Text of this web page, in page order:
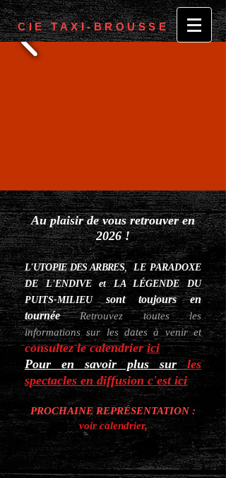
CIE TAXI-BROUSSE
Au plaisir de vous retrouver en
2026 !
L'UTOPIE DES ARBRES, LE PARADOXE
DE L'ENDIVE et LA LÉGENDE DU
PUITS-MILIEUsont toujours en
tournéeRetrouvez toutes les
informations sur les dates à veniret
consultez le calendrierici
Pour en savoir plus sur
les
spectacles en diffusion c'est ici
PROCHAINE REPRÉSENTATION :
voir calendrier,